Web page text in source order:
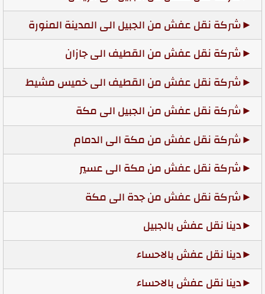
شركة نقل عفش من الجبيل الى المدينة المنورة
شركة نقل عفش من القطيف الى جازان
شركة نقل عفش من القطيف الى خميس مشيط
شركة نقل عفش من الجبيل الى مكة
شركة نقل عفش من مكة الى الدمام
شركة نقل عفش من مكة الى عسير
شركة نقل عفش من جدة الى مكة
دينا نقل عفش بالجبيل
دينا نقل عفش بالاحساء
دينا نقل عفش بالاحساء